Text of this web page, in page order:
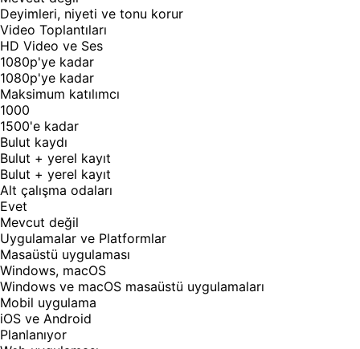
Deyimleri, niyeti ve tonu korur
Video Toplantıları
HD Video ve Ses
1080p'ye kadar
1080p'ye kadar
Maksimum katılımcı
1000
1500'e kadar
Bulut kaydı
Bulut + yerel kayıt
Bulut + yerel kayıt
Alt çalışma odaları
Evet
Mevcut değil
Uygulamalar ve Platformlar
Masaüstü uygulaması
Windows, macOS
Windows ve macOS masaüstü uygulamaları
Mobil uygulama
iOS ve Android
Planlanıyor